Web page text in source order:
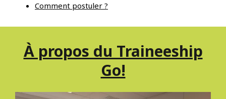
Comment postuler ?
À propos du Traineeship
Go!